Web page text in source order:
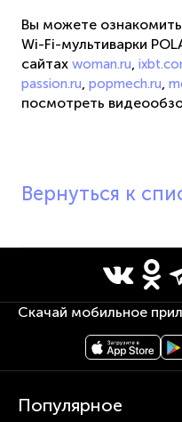
Вы можете
Wi-Fi-мультиварки
сайтах woman.ru,
passion.ru, popmech.ru,
посмотреть
Вернуться к
Скачай мобильное
Популярное